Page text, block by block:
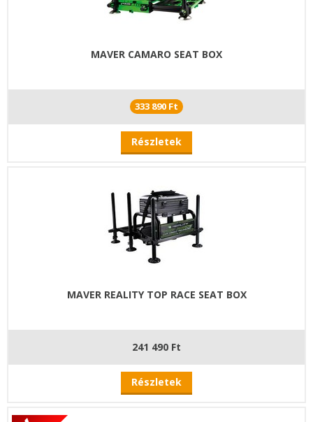
MAVER CAMARO SEAT BOX
333 890 Ft
Részletek
MAVER REALITY TOP RACE SEAT BOX
241 490 Ft
Részletek